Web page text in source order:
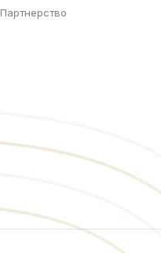
Партнерство